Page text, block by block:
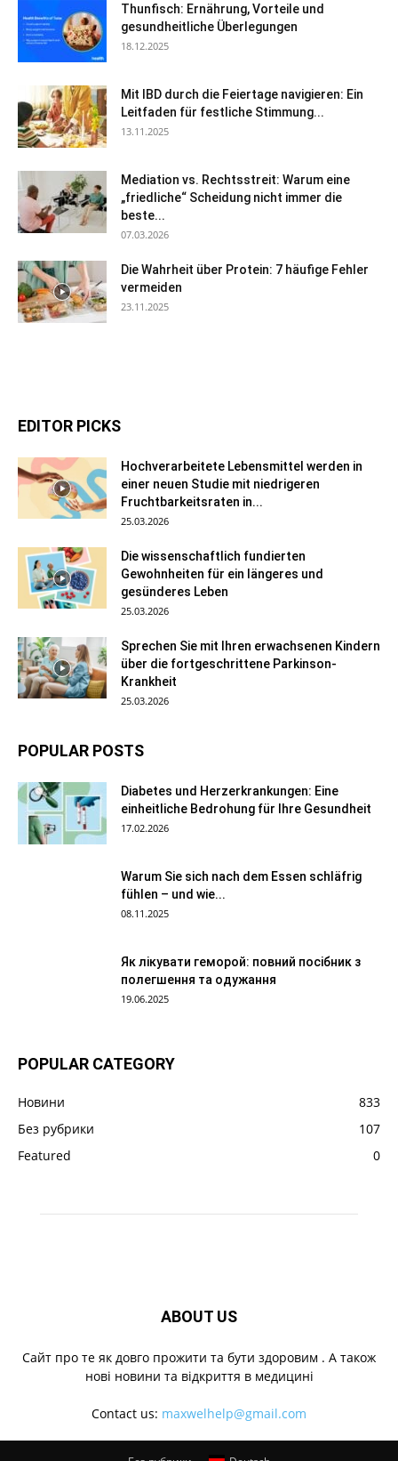
Thunfisch: Ernährung, Vorteile und
gesundheitliche Überlegungen
18.12.2025
Mit IBD durch die Feiertage navigieren: Ein
Leitfaden für festliche Stimmung...
13.11.2025
Mediation vs. Rechtsstreit: Warum eine
„friedliche“ Scheidung nicht immer die
beste...
07.03.2026
Die Wahrheit über Protein: 7 häufige Fehler
vermeiden
23.11.2025
EDITOR PICKS
Hochverarbeitete Lebensmittel werden in
einer neuen Studie mit niedrigeren
Fruchtbarkeitsraten in...
25.03.2026
Die wissenschaftlich fundierten
Gewohnheiten für ein längeres und
gesünderes Leben
25.03.2026
Sprechen Sie mit Ihren erwachsenen Kindern
über die fortgeschrittene Parkinson-
Krankheit
25.03.2026
POPULAR POSTS
Diabetes und Herzerkrankungen: Eine
einheitliche Bedrohung für Ihre Gesundheit
17.02.2026
Warum Sie sich nach dem Essen schläfrig
fühlen – und wie...
08.11.2025
Як лікувати геморой: повний посібник з
полегшення та одужання
19.06.2025
POPULAR CATEGORY
Новини
833
Без рубрики
107
Featured
0
ABOUT US
Cайт про те як довго прожити та бути здоровим . А також
нові новини та відкриття в медицині
Contact us: maxwelhelp@gmail.com